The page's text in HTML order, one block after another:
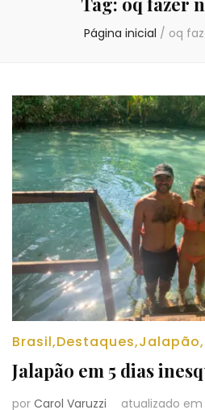
Página inicial / oq
Brasil,Destaques,Jalapão,
Jalapão em 5 dias
por Carol Varuzzi atualizado em